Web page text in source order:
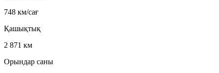
748 км/сағ
Қашықтық
2 871 км
Орындар саны